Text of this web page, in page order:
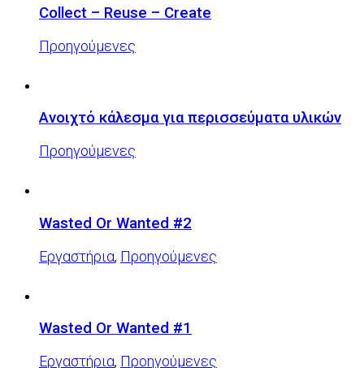
Collect – Reuse – Create
Προηγούμενες
Ανοιχτό κάλεσμα για περισσεύματα υλικών
Προηγούμενες
Wasted Or Wanted #2
Εργαστήρια, Προηγούμενες
Wasted Or Wanted #1
Εργαστήρια, Προηγούμενες